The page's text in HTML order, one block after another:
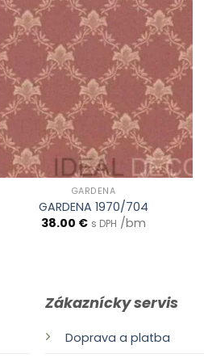
GARDENA
GARDENA 1970/704
38.00 € s DPH /bm
Zákaznícky servis
Doprava a platba